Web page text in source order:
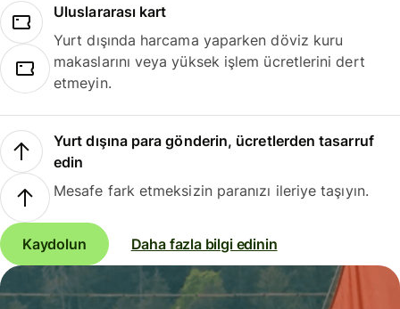
Uluslararası kart
Yurt dışında harcama yaparken döviz kuru
makaslarını veya yüksek işlem ücretlerini dert
etmeyin.
Yurt dışına para gönderin, ücretlerden tasarruf
edin
Mesafe fark etmeksizin paranızı ileriye taşıyın.
Kaydolun Daha fazla bilgi edinin